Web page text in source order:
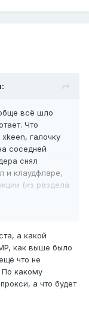
всё шло
Что
галочку
соседней
снял
и клаудфларе,
(из раздела
надо и надо ли,
айпи (8.8.8.8)
("При проверке
всё начинает
ошибок.
а какой
как выше было
что не
По какому
а что будет